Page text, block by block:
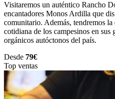
Visitaremos un auténtico Rancho
encantadores Monos Ardilla que
comunitario. Además, tendremos
cotidiana de los campesinos en
orgánicos autóctonos del país.
Desde 79€
Top ventas